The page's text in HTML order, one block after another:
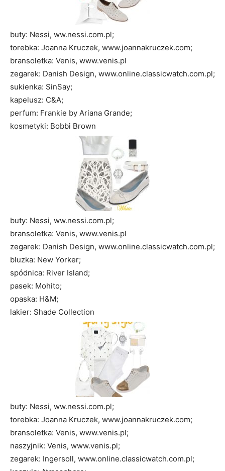
buty: Nessi, ww.nessi.com.pl;
torebka: Joanna Kruczek, www.joannakruczek.com;
bransoletka: Venis, www.venis.pl
zegarek: Danish Design, www.online.classicwatch.com.pl;
sukienka: SinSay;
kapelusz: C&A;
perfum: Frankie by Ariana Grande;
kosmetyki: Bobbi Brown
buty: Nessi, ww.nessi.com.pl;
bransoletka: Venis, www.venis.pl
zegarek: Danish Design, www.online.classicwatch.com.pl;
bluzka: New Yorker;
spódnica: River Island;
pasek: Mohito;
opaska: H&M;
lakier: Shade Collection
buty: Nessi, ww.nessi.com.pl;
torebka: Joanna Kruczek, www.joannakruczek.com;
bransoletka: Venis, www.venis.pl;
naszyjnik: Venis, www.venis.pl;
zegarek: Ingersoll, www.online.classicwatch.com.pl;